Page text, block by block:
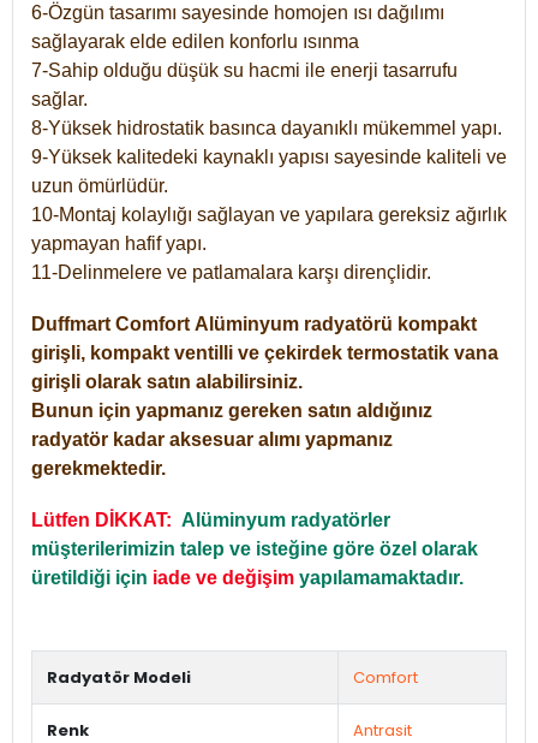
6-Özgün tasarımı sayesinde homojen ısı dağılımı
sağlayarak elde edilen konforlu ısınma
7-Sahip olduğu düşük su hacmi ile enerji tasarrufu
sağlar.
8-Yüksek hidrostatik basınca dayanıklı mükemmel yapı.
9-Yüksek kalitedeki kaynaklı yapısı sayesinde kaliteli ve
uzun ömürlüdür.
10-Montaj kolaylığı sağlayan ve yapılara gereksiz ağırlık
yapmayan hafif yapı.
11-Delinmelere ve patlamalara karşı dirençlidir.
Duffmart Comfort Alüminyum radyatörü kompakt
girişli, kompakt ventilli ve çekirdek termostatik vana
girişli olarak satın alabilirsiniz.
Bunun için yapmanız gereken satın aldığınız
radyatör kadar aksesuar alımı yapmanız
gerekmektedir.
Lütfen DİKKAT: Alüminyum radyatörler
müşterilerimizin talep ve isteğine göre özel olarak
üretildiği için iade ve değişim yapılamamaktadır.
Radyatör Modeli Comfort
Renk Antrasit